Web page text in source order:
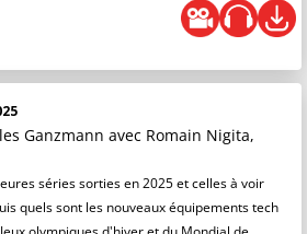
Ganzmann avec Romain Nigita,
séries sorties en 2025 et celles à voir
quels sont les nouveaux équipements tech